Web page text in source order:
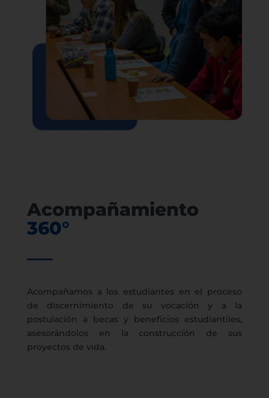
Acompañamiento
360°
Acompañamos a los estudiantes en el proceso
de discernimiento de su vocación y a la
postulación a becas y beneficios estudiantiles,
asesorándolos en la construcción de sus
proyectos de vida.